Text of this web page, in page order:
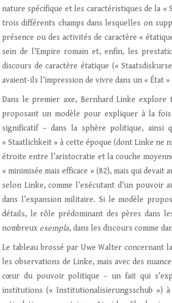
nature spécifique et les caractéristiques de la
trois différents champs dans lesquelles on
présence ou des activités de caractère «
sein de l’Empire romain et, enfin, les
discours de caractère étatique («
avaient-ils l’impression de vivre dans un « État
Dans le premier axe, Bernhard Linke explore
proposant un modèle pour expliquer à la
significatif – dans la sphère politique, ainsi
« Staatlichkeit » à cette époque (dont Linke ne
étroite entre l’aristocratie et la couche
« minimisée mais efficace » (82), mais qui
selon Linke, comme l’exécutant d’un pouvoir
dans l’expansion militaire. Si le modèle
détails, le rôle prédominant des pères dans
nombreux exempla, dans les discours comme
Le tableau brossé par Uwe Walter concernant
les observations de Linke, mais avec des
cœur du pouvoir politique – un fait qui
institutions (« Institutionalisierungsschub »)